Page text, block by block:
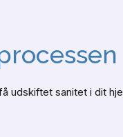
udskiftet sanitet i dit